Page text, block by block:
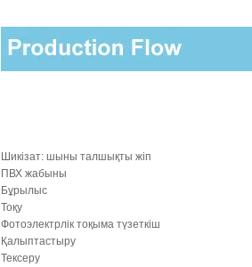
Шикізат: шыны талшықты жіп
ПВХ жабыны
Бұрылыс
Тоқу
Фотоэлектрлік тоқыма түзеткіш
Қалыптастыру
Тексеру